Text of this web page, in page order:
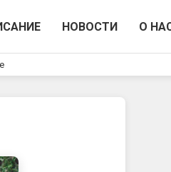
НОВОСТИ О